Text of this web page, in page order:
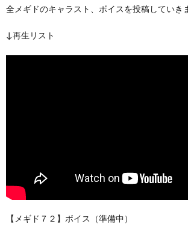
全メギドのキャラスト、ボイスを投稿していき
↓再生リスト
【メギド７２】ボイス（準備中）